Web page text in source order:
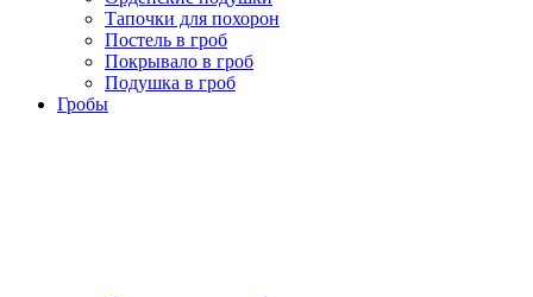
Тапочки для похорон
Постель в гроб
Покрывало в гроб
Подушка в гроб
Гробы